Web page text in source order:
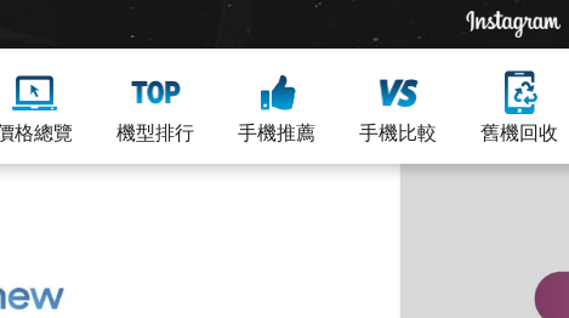
格總覽 機型排行 手機推薦 手機比較 舊機回收